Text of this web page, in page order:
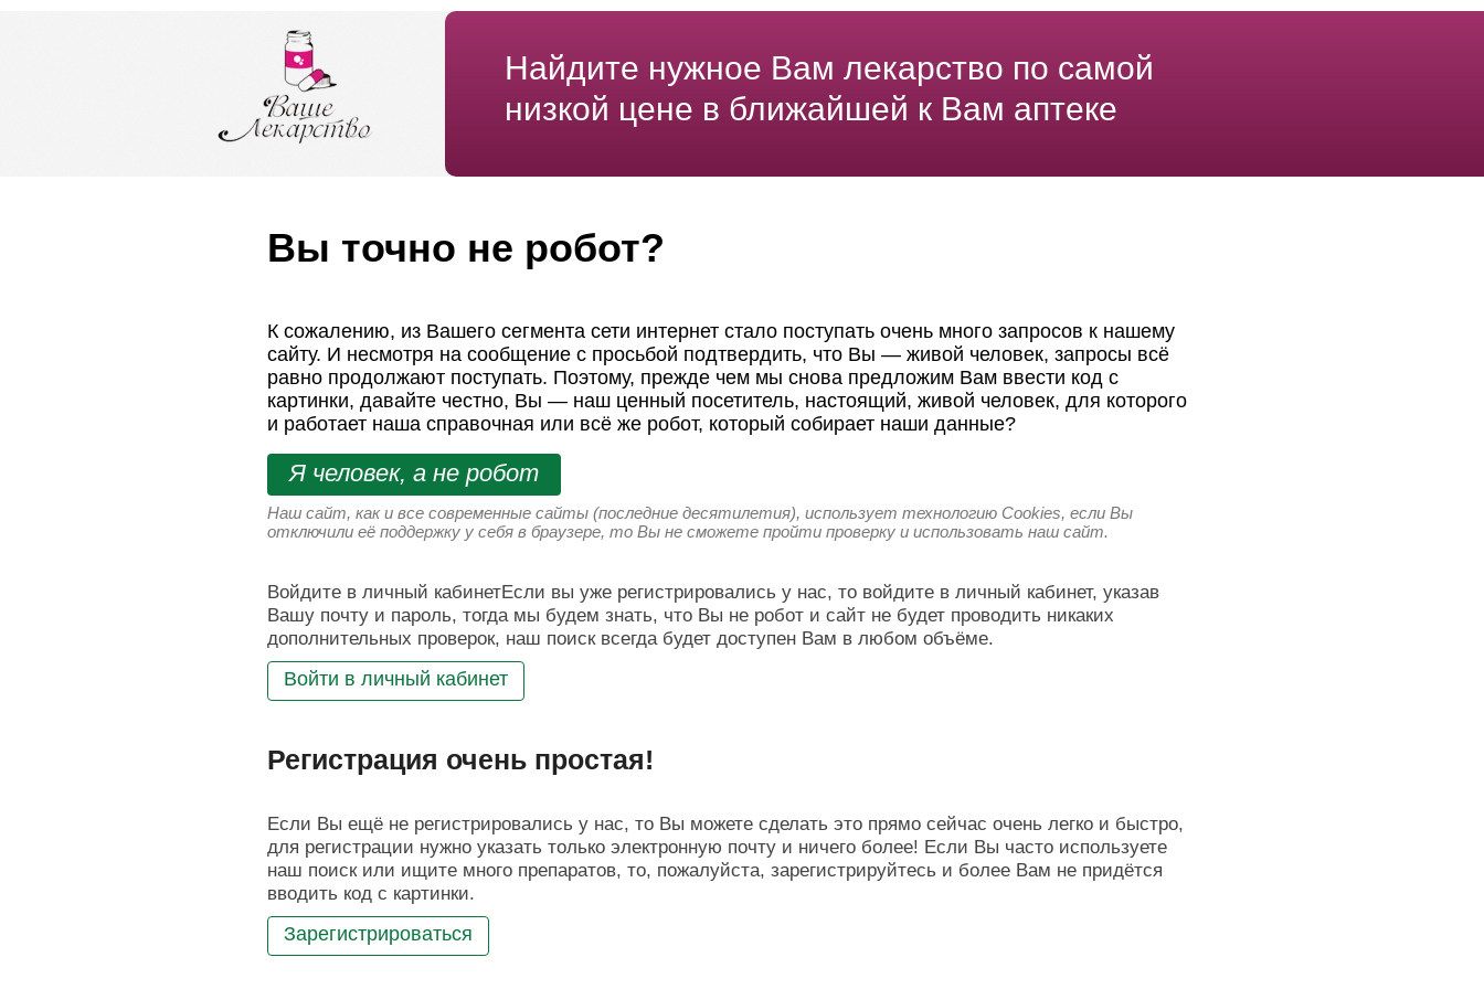
Найдите нужное Вам лекарство по самой
низкой цене в ближайшей к Вам аптеке
Вы точно не робот?
К сожалению, из Вашего сегмента сети интернет стало поступать очень много запросов к нашему
сайту. И несмотря на сообщение с просьбой подтвердить, что Вы — живой человек, запросы всё
равно продолжают поступать. Поэтому, прежде чем мы снова предложим Вам ввести код с
картинки, давайте честно, Вы — наш ценный посетитель, настоящий, живой человек, для которого
и работает наша справочная или всё же робот, который собирает наши данные?
Я человек, а не робот
Наш сайт, как и все современные сайты (последние десятилетия), использует технологию Cookies, если Вы
отключили её поддержку у себя в браузере, то Вы не сможете пройти проверку и использовать наш сайт.
Войдите в личный кабинетЕсли вы уже регистрировались у нас, то войдите в личный кабинет, указав
Вашу почту и пароль, тогда мы будем знать, что Вы не робот и сайт не будет проводить никаких
дополнительных проверок, наш поиск всегда будет доступен Вам в любом объёме.
Войти в личный кабинет
Регистрация очень простая!
Если Вы ещё не регистрировались у нас, то Вы можете сделать это прямо сейчас очень легко и быстро,
для регистрации нужно указать только электронную почту и ничего более! Если Вы часто используете
наш поиск или ищите много препаратов, то, пожалуйста, зарегистрируйтесь и более Вам не придётся
вводить код с картинки.
Зарегистрироваться